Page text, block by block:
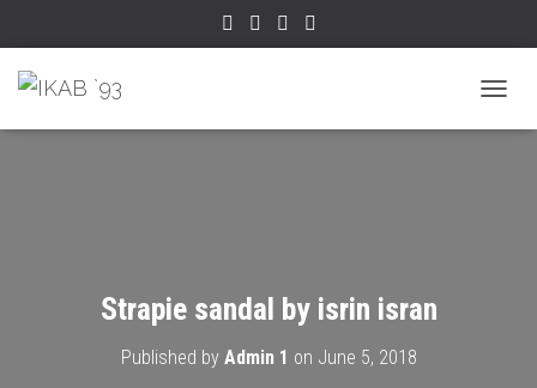
Strapie sandal by isrin isran
Published by Admin 1 on June 5, 2018